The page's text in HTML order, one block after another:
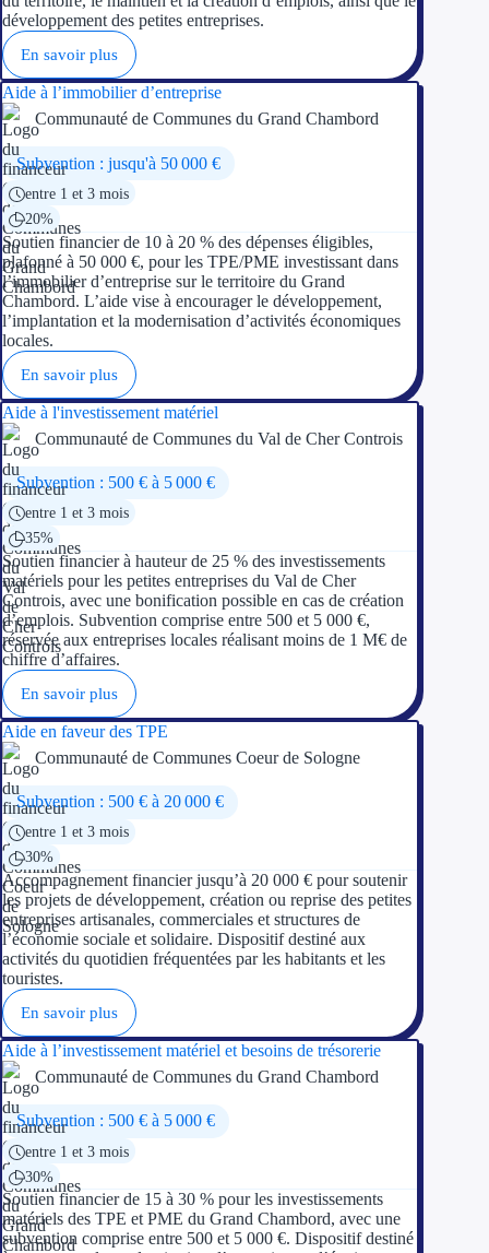
développement des petites entreprises.
En savoir plus
Aide à l’immobilier d’entreprise
Communauté de Communes du Grand Chambord
Subvention : jusqu'à 50 000 €
entre 1 et 3 mois
20%
Soutien financier de 10 à 20 % des dépenses éligibles,
plafonné à 50 000 €, pour les TPE/PME investissant dans
l’immobilier d’entreprise sur le territoire du Grand
Chambord. L’aide vise à encourager le développement,
l’implantation et la modernisation d’activités économiques
locales.
En savoir plus
Aide à l'investissement matériel
Communauté de Communes du Val de Cher Controis
Subvention : 500 € à 5 000 €
entre 1 et 3 mois
35%
Soutien financier à hauteur de 25 % des investissements
matériels pour les petites entreprises du Val de Cher
Controis, avec une bonification possible en cas de création
d’emplois. Subvention comprise entre 500 et 5 000 €,
réservée aux entreprises locales réalisant moins de 1 M€ de
chiffre d’affaires.
En savoir plus
Aide en faveur des TPE
Communauté de Communes Coeur de Sologne
Subvention : 500 € à 20 000 €
entre 1 et 3 mois
30%
Accompagnement financier jusqu’à 20 000 € pour soutenir
les projets de développement, création ou reprise des petites
entreprises artisanales, commerciales et structures de
l’économie sociale et solidaire. Dispositif destiné aux
activités du quotidien fréquentées par les habitants et les
touristes.
En savoir plus
Aide à l’investissement matériel et besoins de trésorerie
Communauté de Communes du Grand Chambord
Subvention : 500 € à 5 000 €
entre 1 et 3 mois
30%
Soutien financier de 15 à 30 % pour les investissements
matériels des TPE et PME du Grand Chambord, avec une
subvention comprise entre 500 et 5 000 €. Dispositif destiné